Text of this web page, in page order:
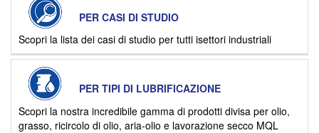
PER CASI DI STUDIO
Scopri la lista dei casi di studio per tutti isettori industriali
PER TIPI DI LUBRIFICAZIONE
Scopri la nostra incredibile gamma di prodotti divisa per olio,
grasso, ricircolo di olio, aria-olio e lavorazione secco MQL